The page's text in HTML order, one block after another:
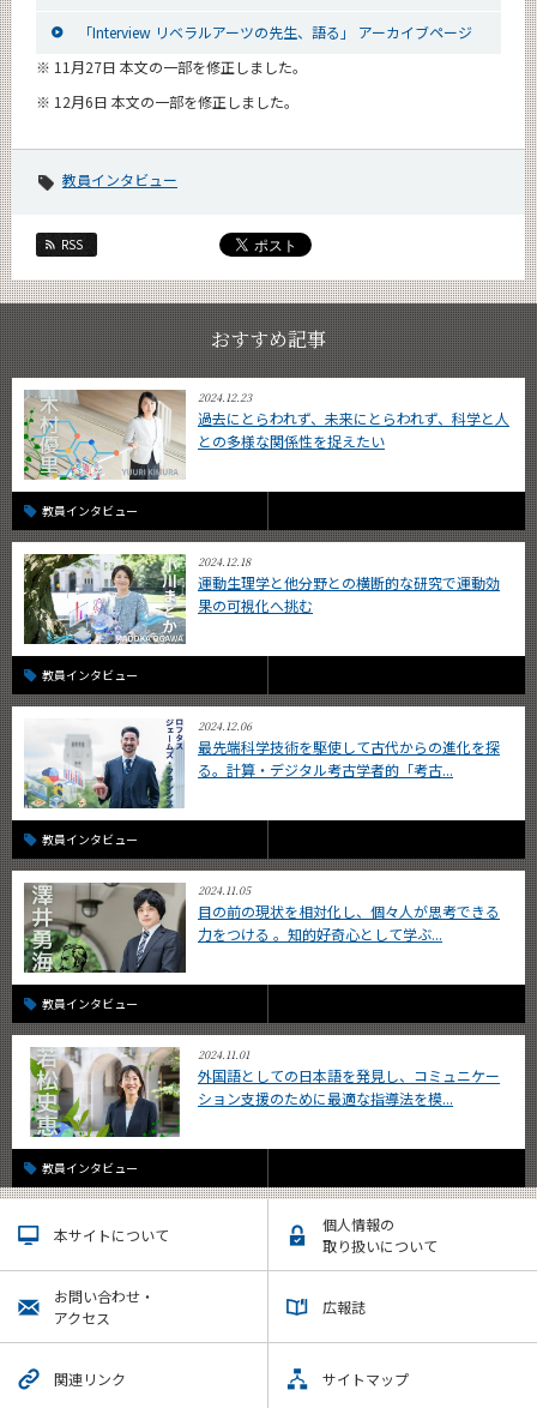
「Interview リベラルアーツの先生、語る」 アーカイブページ
※ 11月27日 本文の一部を修正しました。
※ 12月6日 本文の一部を修正しました。
教員インタビュー
RSS
おすすめ記事
2024.12.23
過去にとらわれず、未来にとらわれず、科学と人
との多様な関係性を捉えたい
教員インタビュー
2024.12.18
運動生理学と他分野との横断的な研究で運動効
果の可視化へ挑む
教員インタビュー
2024.12.06
最先端科学技術を駆使して古代からの進化を探
る。計算・デジタル考古学者的「考古...
教員インタビュー
2024.11.05
目の前の現状を相対化し、個々人が思考できる
力をつける 。知的好奇心として学ぶ...
教員インタビュー
2024.11.01
外国語としての日本語を発見し、コミュニケー
ション支援のために最適な指導法を模...
教員インタビュー
本サイトについて
個人情報の
取り扱いについて
お問い合わせ・
アクセス
広報誌
関連リンク サイトマップ